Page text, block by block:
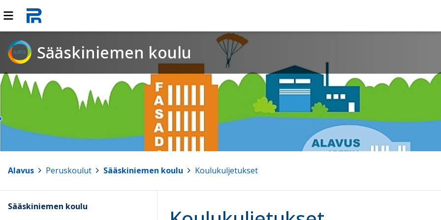
Sääskiniemen koulu
Alavus Peruskoulut Sääskiniemen koulu Koulukuljetukset
Sääskiniemen koulu